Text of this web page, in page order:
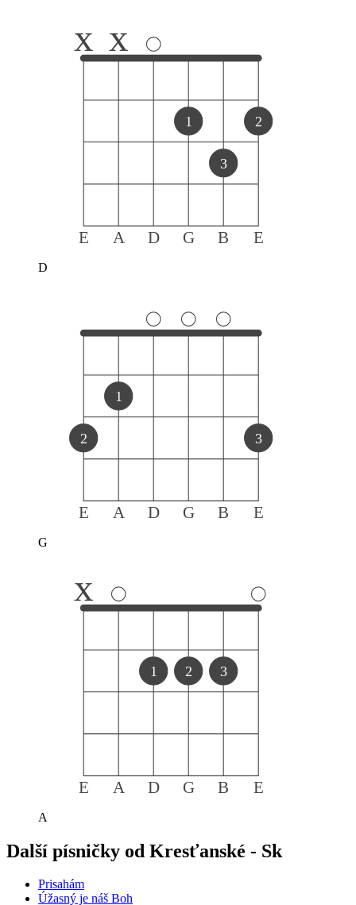
E A D G B E
x x
1
3
2
D
E A D G B E
2
1
3
G
E A D G B E
x
1 2 3
A
Další písničky od Kresťanské - Sk
Prisahám
Úžasný je náš Boh